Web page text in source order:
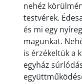
nehéz
testvérek.
és mi egy
magunkat.
is érzékeltük a
egyház